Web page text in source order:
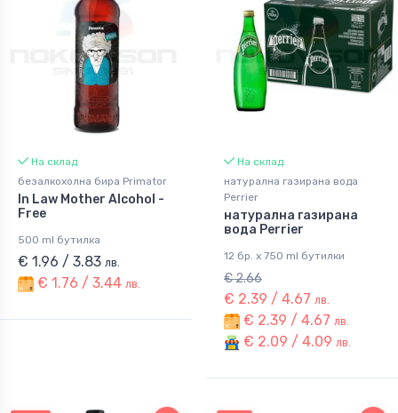
На склад
безалкохолна бира Primator
In Law Mother Alcohol -
Free
500 ml бутилка
€ 1.96 / 3.83 лв.
€ 1.76 / 3.44 лв.
На склад
натурална газирана вода
Perrier
натурална газирана
вода Perrier
12 бр. x 750 ml бутилки
€ 2.66
€ 2.39 / 4.67 лв.
€ 2.39 / 4.67 лв.
€ 2.09 / 4.09 лв.